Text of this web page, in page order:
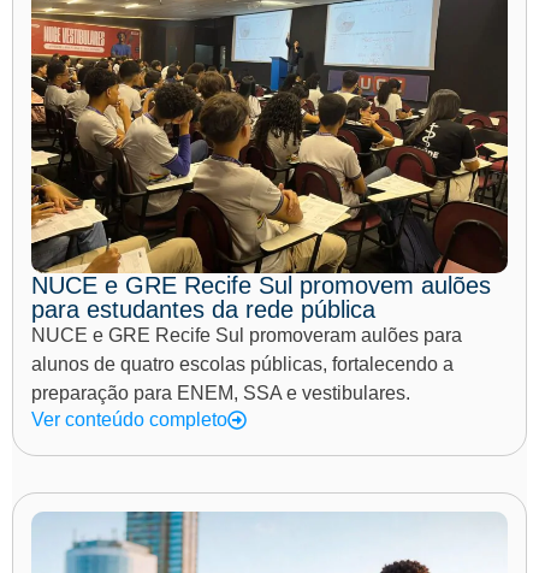
NUCE e GRE Recife Sul promovem aulões
para estudantes da rede pública
NUCE e GRE Recife Sul promoveram aulões para
alunos de quatro escolas públicas, fortalecendo a
preparação para ENEM, SSA e vestibulares.
Ver conteúdo completo